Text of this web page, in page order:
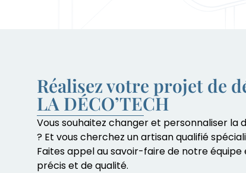
Réalisez votre projet de
LA DÉCO’TECH
Vous souhaitez changer et personnaliser
? Et vous cherchez un artisan qualifié
Faites appel au savoir-faire de notre équipe
précis et de qualité.